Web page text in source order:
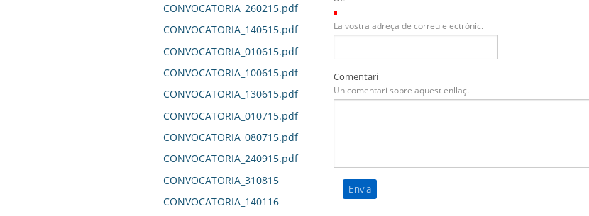
CONVOCATORIA_260215.pdf
CONVOCATORIA_140515.pdf
CONVOCATORIA_010615.pdf
CONVOCATORIA_100615.pdf
CONVOCATORIA_130615.pdf
CONVOCATORIA_010715.pdf
CONVOCATORIA_080715.pdf
CONVOCATORIA_240915.pdf
CONVOCATORIA_310815
CONVOCATORIA_140116
La vostra adreça de correu electrònic.
Comentari
Un comentari sobre aquest enllaç.